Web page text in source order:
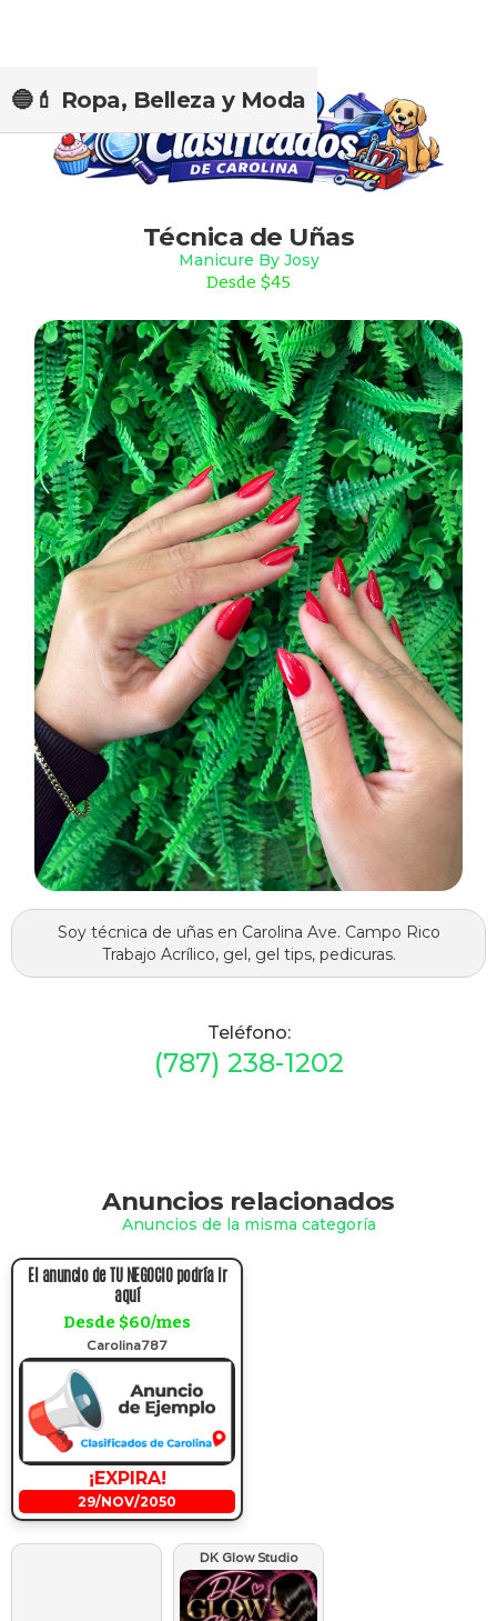
🔵💄 Ropa, Belleza y Moda
Técnica de Uñas
Manicure By Josy
Desde $45
Soy técnica de uñas en Carolina Ave. Campo Rico
Trabajo Acrílico, gel, gel tips, pedicuras.
Teléfono:
(787) 238-1202
Anuncios relacionados
Anuncios de la misma categoría
El anuncio de TU NEGOCIO podría ir
aquí
Desde $60/mes
Carolina787
¡EXPIRA!
29/NOV/2050
DK Glow Studio